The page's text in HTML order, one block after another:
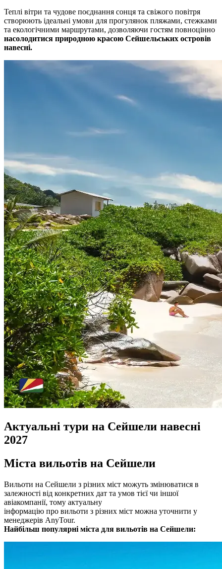
Теплі вітри та чудове поєднання сонця та свіжого повітря
створюють ідеальні умови для прогулянок пляжами, стежками
та екологічними маршрутами, дозволяючи гостям повноцінно
насолодитися природною красою Сейшельських островів
навесні.
Актуальні тури на Сейшели навесні
2027
Міста вильотів на Сейшели
Вильоти на Сейшели з різних міст можуть змінюватися в
залежності від конкретних дат та умов тієї чи іншої
авіакомпанії, тому актуальну
інформацію про вильоти з різних міст можна уточнити у
менеджерів AnyTour.
Найбільш популярні міста для вильотів на Сейшели: